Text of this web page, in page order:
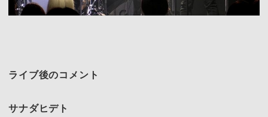
ライブ後のコメント
サナダヒデト